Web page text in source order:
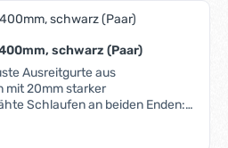
Gurtband, ein Ende mit Öse.
schwarz (Paar)
Ausreitgurte aus
mit 20mm starker
Schlaufen an beiden Enden: